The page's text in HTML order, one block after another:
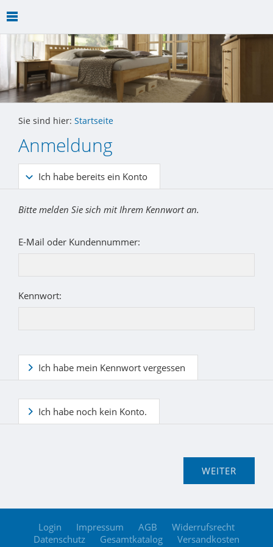
Sie sind hier: Startseite
Anmeldung
Ich habe bereits ein Konto
Bitte melden Sie sich mit Ihrem Kennwort an.
E-Mail oder Kundennummer:
Kennwort:
Ich habe mein Kennwort vergessen
Ich habe noch kein Konto.
Login Impressum AGB
Widerrufsrecht
Datenschutz
Gesamtkatalog
Versandkosten